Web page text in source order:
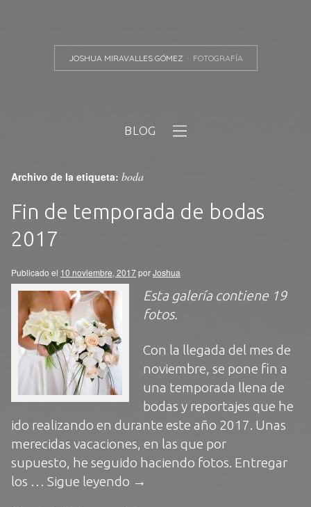
JOSHUA MIRAVALLES GÓMEZ FOTOGRAFÍA
BLOG
Archivo de la etiqueta: boda
Fin de temporada de bodas
2017
Publicado el 10 noviembre, 2017porJoshua
Esta galería contiene 19
fotos.
Con la llegada del mes de
noviembre, se pone fin a
una temporada llena de
bodas y reportajes que he
ido realizando en durante este año 2017. Unas
merecidas vacaciones, en las que por
supuesto, he seguido haciendo fotos. Entregar
los … Sigue leyendo →